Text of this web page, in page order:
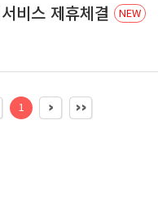
비스 제휴체결 NEW
1